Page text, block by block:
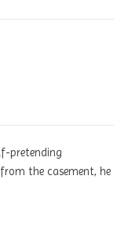
pretending
the casement, he